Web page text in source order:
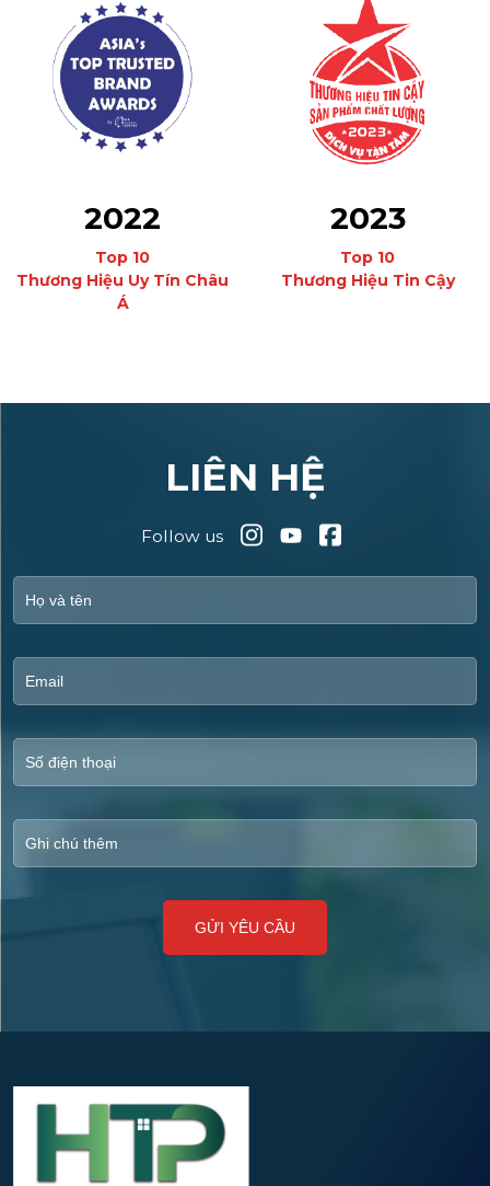
2022
Top 10
Thương Hiệu Uy Tín Châu
Á
2023
Top 10
Thương Hiệu Tin Cậy
LIÊN HỆ
Follow us